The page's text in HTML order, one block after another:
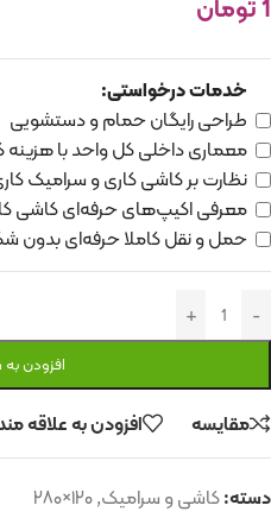
خدمات درخواستی:
طراحی رایگان حمام و دستشویی
معماری داخلی کل واحد با هزینه
نظارت بر کاشی کاری و سرامیک
معرفی اکیپ‌های حرفه‌ای کاشی
حمل و نقل کاملا حرفه‌ای
افزودن
مقایسه افزودن به علاقه
دسته:کاشی و سرامیک,۱۲۰×۲۸۰